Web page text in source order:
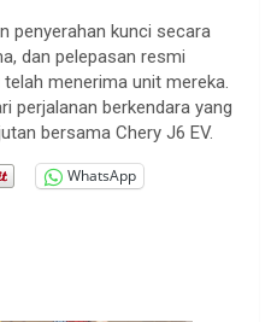
penyerahan kunci secara
dan pelepasan resmi
menerima unit mereka.
perjalanan berkendara yang
bersama Chery J6 EV.
WhatsApp